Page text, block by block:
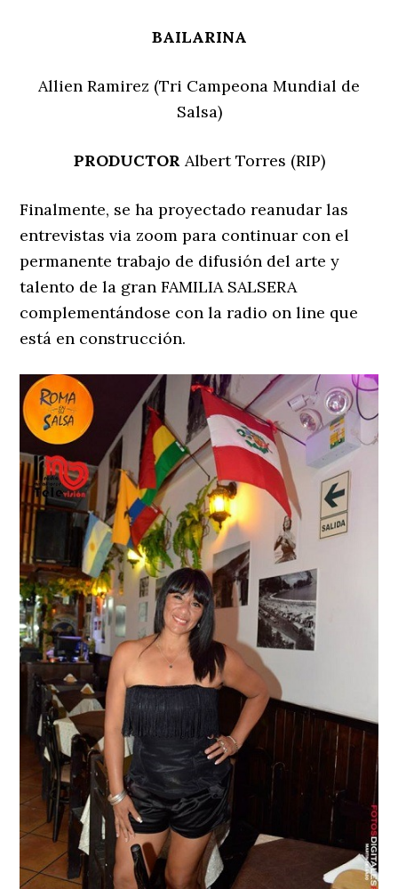
BAILARINA
Allien Ramirez (Tri Campeona Mundial de
Salsa)
PRODUCTOR Albert Torres (RIP)
Finalmente, se ha proyectado reanudar las
entrevistas via zoom para continuar con el
permanente trabajo de difusión del arte y
talento de la gran FAMILIA SALSERA
complementándose con la radio on line que
está en construcción.